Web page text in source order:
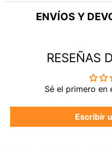
¿Dudas? Escríbenos
ENVÍOS Y
Desde
RESEÑAS
Sé el primero en
Escribir